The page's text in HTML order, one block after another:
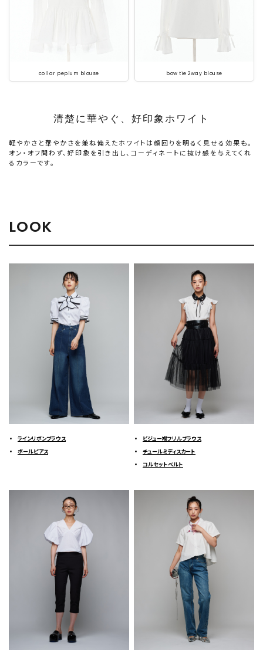
collar peplum blouse bow tie 2way blouse
清楚に華やぐ、好印象ホワイト
軽やかさと華やかさを兼ね備えたホワイトは顔回りを明るく見せる効果も。
オン・オフ問わず、好印象を引き出し、コーディネートに抜け感を与えてくれ
るカラーです。
LOOK
ラインリボンブラウス
ボールピアス
ビジュー襟フリルブラウス
チュールミディスカート
コルセットベルト